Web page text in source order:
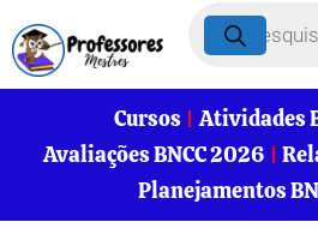
Cursos
Atividades
Avaliações BNCC 2026
Planejamentos